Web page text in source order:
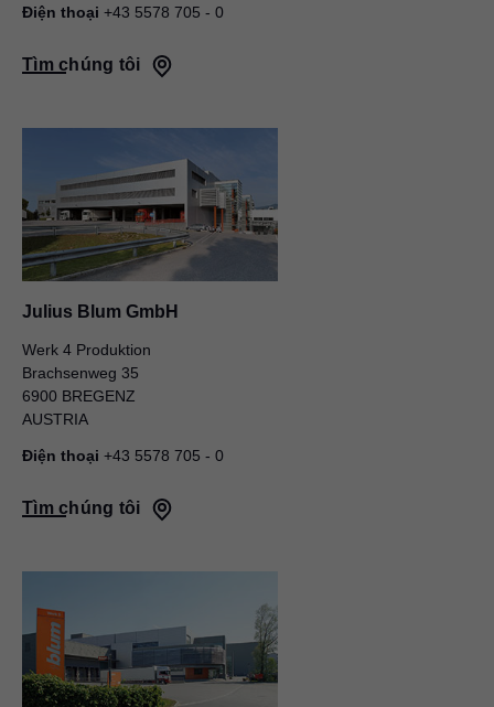
Điện thoại +43 5578 705 - 0
Tìm chúng tôi
Julius Blum GmbH
Werk 4 Produktion
Brachsenweg 35
6900 BREGENZ
AUSTRIA
Điện thoại +43 5578 705 - 0
Tìm chúng tôi